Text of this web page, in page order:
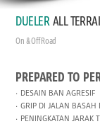
DUELER ALL
On & Off Road
PREPARED TO
DESAIN BAN AGRESIF
GRIP DI JALAN BASAH
PENINGKATAN JARAK